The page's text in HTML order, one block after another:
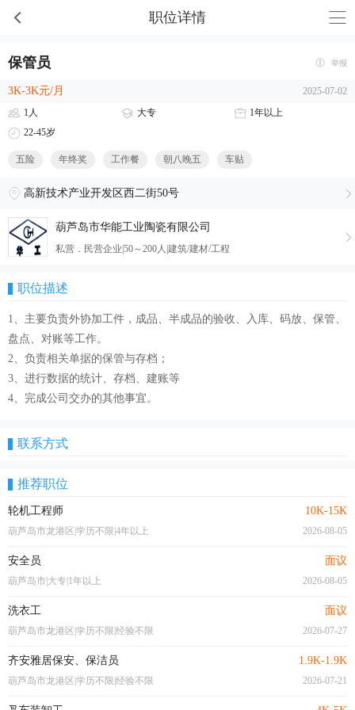
职位详情
保管员 举报
3K-3K元/月
2025-07-02
1人
大专
1年以上
22-45岁
五险 年终奖 工作餐 朝八晚五 车贴
高新技术产业开发区西二街50号
葫芦岛市华能工业陶瓷有限公司
私营．民营企业|50～200人|建筑/建材/工程
职位描述
1、主要负责外协加工件，成品、半成品的验收、入库、码放、保管、
盘点、对账等工作。
2、负责相关单据的保管与存档；
3、进行数据的统计、存档、建账等
4、完成公司交办的其他事宜。
联系方式
推荐职位
轮机工程师 10K-15K
葫芦岛市龙港区|学历不限|4年以上 2026-08-05
安全员 面议
葫芦岛市|大专|1年以上 2026-08-05
洗衣工 面议
葫芦岛市龙港区|学历不限|经验不限 2026-07-27
齐安雅居保安、保洁员 1.9K-1.9K
葫芦岛市龙港区|学历不限|经验不限 2026-07-21